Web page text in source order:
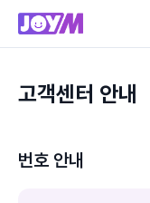
고객센터 안내
번호 안내